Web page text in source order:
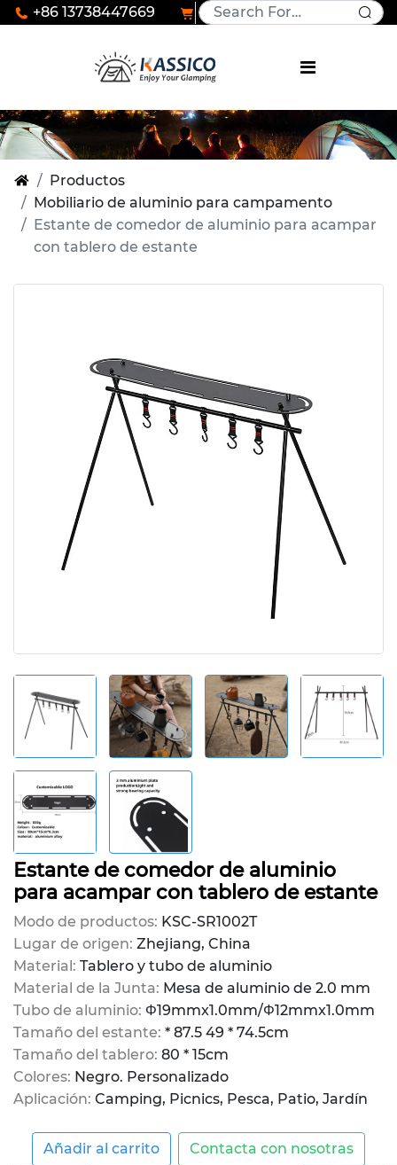
+86 13738447669
Productos
Mobiliario de aluminio para campamento
Estante de comedor de aluminio para acampar
con tablero de estante
Estante de comedor de aluminio
para acampar con tablero de estante
Modo de productos: KSC-SR1002T
Lugar de origen: Zhejiang, China
Material: Tablero y tubo de aluminio
Material de la Junta: Mesa de aluminio de 2.0 mm
Tubo de aluminio: Φ19mmx1.0mm/Φ12mmx1.0mm
Tamaño del estante: * 87.5 49 * 74.5cm
Tamaño del tablero: 80 * 15cm
Colores: Negro. Personalizado
Aplicación: Camping, Picnics, Pesca, Patio, Jardín
Añadir al carrito Contacta con nosotras